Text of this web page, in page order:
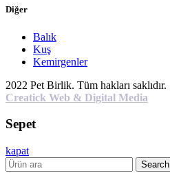
Diğer
Balık
Kuş
Kemirgenler
2022 Pet Birlik. Tüm hakları saklıdır.
Creatick Web & Digital Media
Sepet
kapat
Search